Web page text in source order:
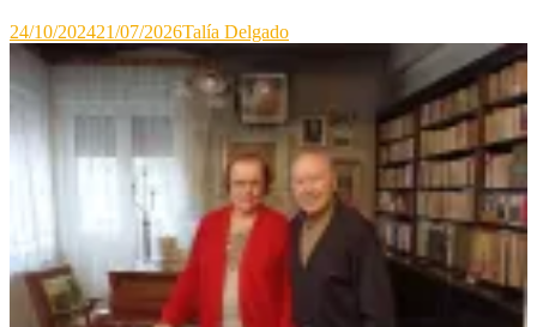
24/10/202421/07/2026Talía Delgado